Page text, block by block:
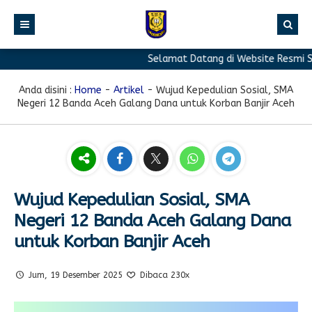
PROFIL
Akreditasi
Struktur Organisasi
Sekolah
Komite
Osis
Berita Sekolah
Artikel
Blog Guru
Pengumuman
Agenda
Ekstrakurikuler
Pramuka
PMR
Klub Bahasa
Design Grafis
FASILITAS
GALERI
FOTO
VIDEO
PPDB
DOWNLOAD
TAUTAN
Selamat Datang di Website Resmi
Anda disini : Home - Artikel - Wujud Kepedulian Sosial, SMA
Negeri 12 Banda Aceh Galang Dana untuk Korban Banjir Aceh
Wujud Kepedulian Sosial, SMA
Negeri 12 Banda Aceh Galang Dana
untuk Korban Banjir Aceh
Jum, 19 Desember 2025 Dibaca 230x